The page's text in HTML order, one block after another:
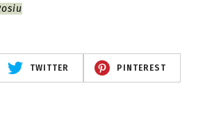
TWITTER PINTEREST